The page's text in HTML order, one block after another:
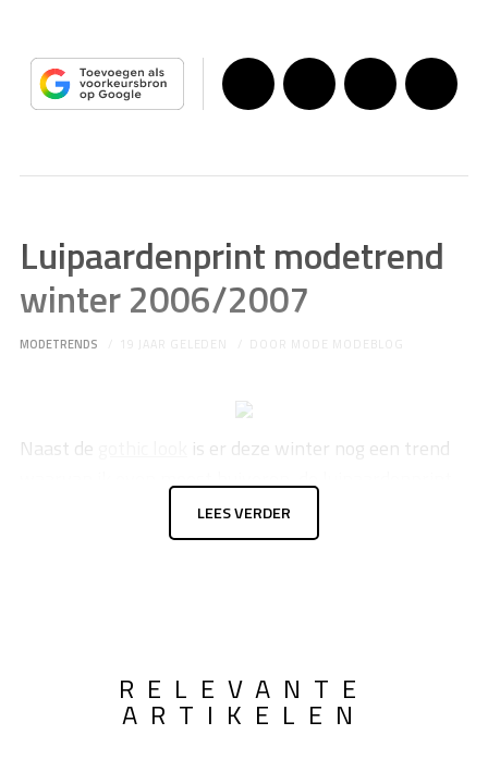
Luipaardenprint modetrend
winter 2006/2007
MODETRENDS 19 JAAR GELEDEN DOOR MODE MODEBLOG
Naast de
is er deze winter nog een trend
waarvan ik even moest huiveren, de luipaardenprint.
Ik weet niet van welke trend ik in eerste instantie
meer schrok. Maar zoals bij de gothic look al het geval
LEES VERDER
RELEVANTE
ARTIKELEN